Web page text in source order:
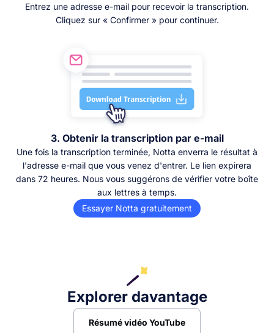
Entrez une adresse e-mail pour recevoir la transcription.
Cliquez sur « Confirmer » pour continuer.
3. Obtenir la transcription par e-mail
Une fois la transcription terminée, Notta enverra le résultat à
l'adresse e-mail que vous venez d'entrer. Le lien expirera
dans 72 heures. Nous vous suggérons de vérifier votre boîte
aux lettres à temps.
Essayer Notta gratuitement
Explorer davantage
Résumé vidéo YouTube